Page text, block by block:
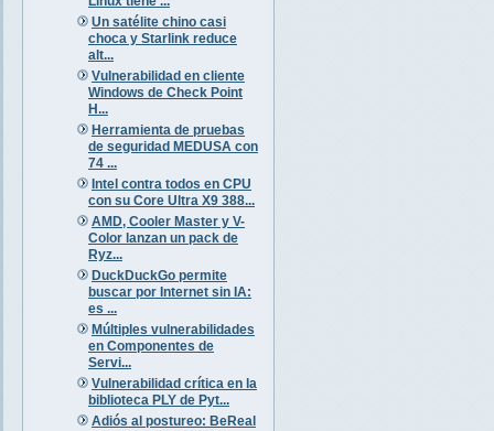
Un satélite chino casi
choca y Starlink reduce
alt...
Vulnerabilidad en cliente
Windows de Check Point
H...
Herramienta de pruebas
de seguridad MEDUSA con
74 ...
Intel contra todos en CPU
con su Core Ultra X9 388...
AMD, Cooler Master y V-
Color lanzan un pack de
Ryz...
DuckDuckGo permite
buscar por Internet sin IA:
es ...
Múltiples vulnerabilidades
en Componentes de
Servi...
Vulnerabilidad crítica en la
biblioteca PLY de Pyt...
Adiós al postureo: BeReal